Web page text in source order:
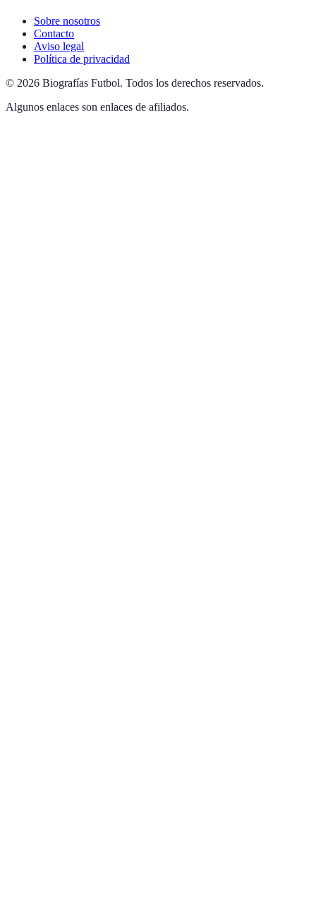
Sobre nosotros
Contacto
Aviso legal
Política de privacidad
© 2026 Biografías Futbol. Todos los derechos reservados.
Algunos enlaces son enlaces de afiliados.